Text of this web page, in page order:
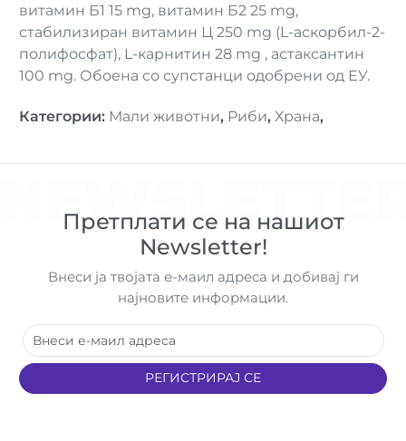
витамин Б1 15 mg, витамин Б2 25 mg,
стабилизиран витамин Ц 250 mg (L-аскорбил-2-
полифосфат), L-карнитин 28 mg , астаксантин
100 mg. Обоена со супстанци одобрени од ЕУ.
Категории: Мали животни, Риби, Храна,
Претплати се на нашиот
Newsletter!
Внеси ја твојата е-маил адреса и добивај ги
најновите информации.
РЕГИСТРИРАЈ СЕ